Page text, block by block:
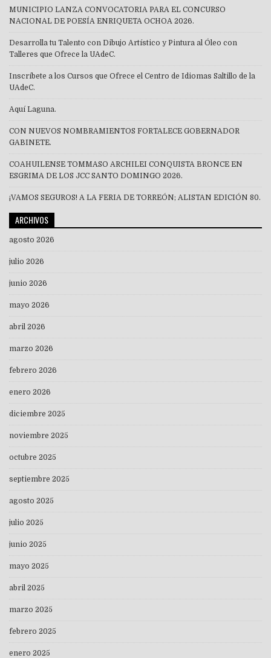
MUNICIPIO LANZA CONVOCATORIA PARA EL CONCURSO
NACIONAL DE POESÍA ENRIQUETA OCHOA 2026.
Desarrolla tu Talento con Dibujo Artístico y Pintura al Óleo con
Talleres que Ofrece la UAdeC.
Inscríbete a los Cursos que Ofrece el Centro de Idiomas Saltillo de la
UAdeC.
Aquí Laguna.
CON NUEVOS NOMBRAMIENTOS FORTALECE GOBERNADOR
GABINETE.
COAHUILENSE TOMMASO ARCHILEI CONQUISTA BRONCE EN
ESGRIMA DE LOS JCC SANTO DOMINGO 2026.
¡VAMOS SEGUROS! A LA FERIA DE TORREÓN; ALISTAN EDICIÓN 80.
ARCHIVOS
agosto 2026
julio 2026
junio 2026
mayo 2026
abril 2026
marzo 2026
febrero 2026
enero 2026
diciembre 2025
noviembre 2025
octubre 2025
septiembre 2025
agosto 2025
julio 2025
junio 2025
mayo 2025
abril 2025
marzo 2025
febrero 2025
enero 2025